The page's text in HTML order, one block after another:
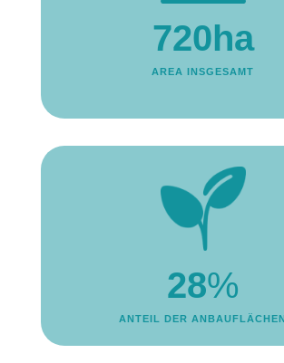
720ha
AREA INSGESAMT
28%
ANTEIL DER